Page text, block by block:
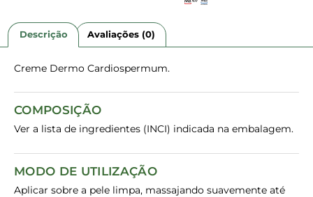
Descrição Avaliações (0)
Creme Dermo Cardiospermum.
COMPOSIÇÃO
Ver a lista de ingredientes (INCI) indicada na embalagem.
MODO DE UTILIZAÇÃO
Aplicar sobre a pele limpa, massajando suavemente até